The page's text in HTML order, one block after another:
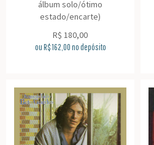
álbum solo/ótimo
estado/encarte)
R$ 180,00
ou R$162,00no depósito